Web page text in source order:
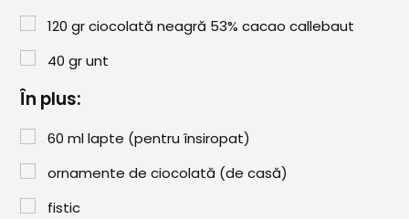
120 gr ciocolată neagră 53% cacao callebaut
40 gr unt
În plus:
60 ml lapte (pentru însiropat)
ornamente de ciocolată (de casă)
fistic